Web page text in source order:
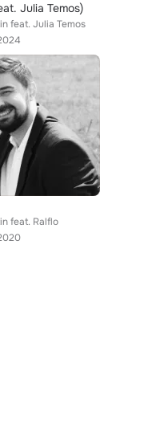
Julia Temos)
feat. Julia Temos
feat. Ralflo